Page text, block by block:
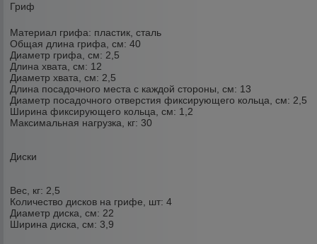
Гриф
Материал грифа: пластик, сталь
Общая длина грифа, см: 40
Диаметр грифа, см: 2,5
Длина хвата, см: 12
Диаметр хвата, см: 2,5
Длина посадочного места с каждой стороны, см: 13
Диаметр посадочного отверстия фиксирующего кольца, см: 2,5
Ширина фиксирующего кольца, см: 1,2
Максимальная нагрузка, кг: 30
Диски
Вес, кг: 2,5
Количество дисков на грифе, шт: 4
Диаметр диска, см: 22
Ширина диска, см: 3,9